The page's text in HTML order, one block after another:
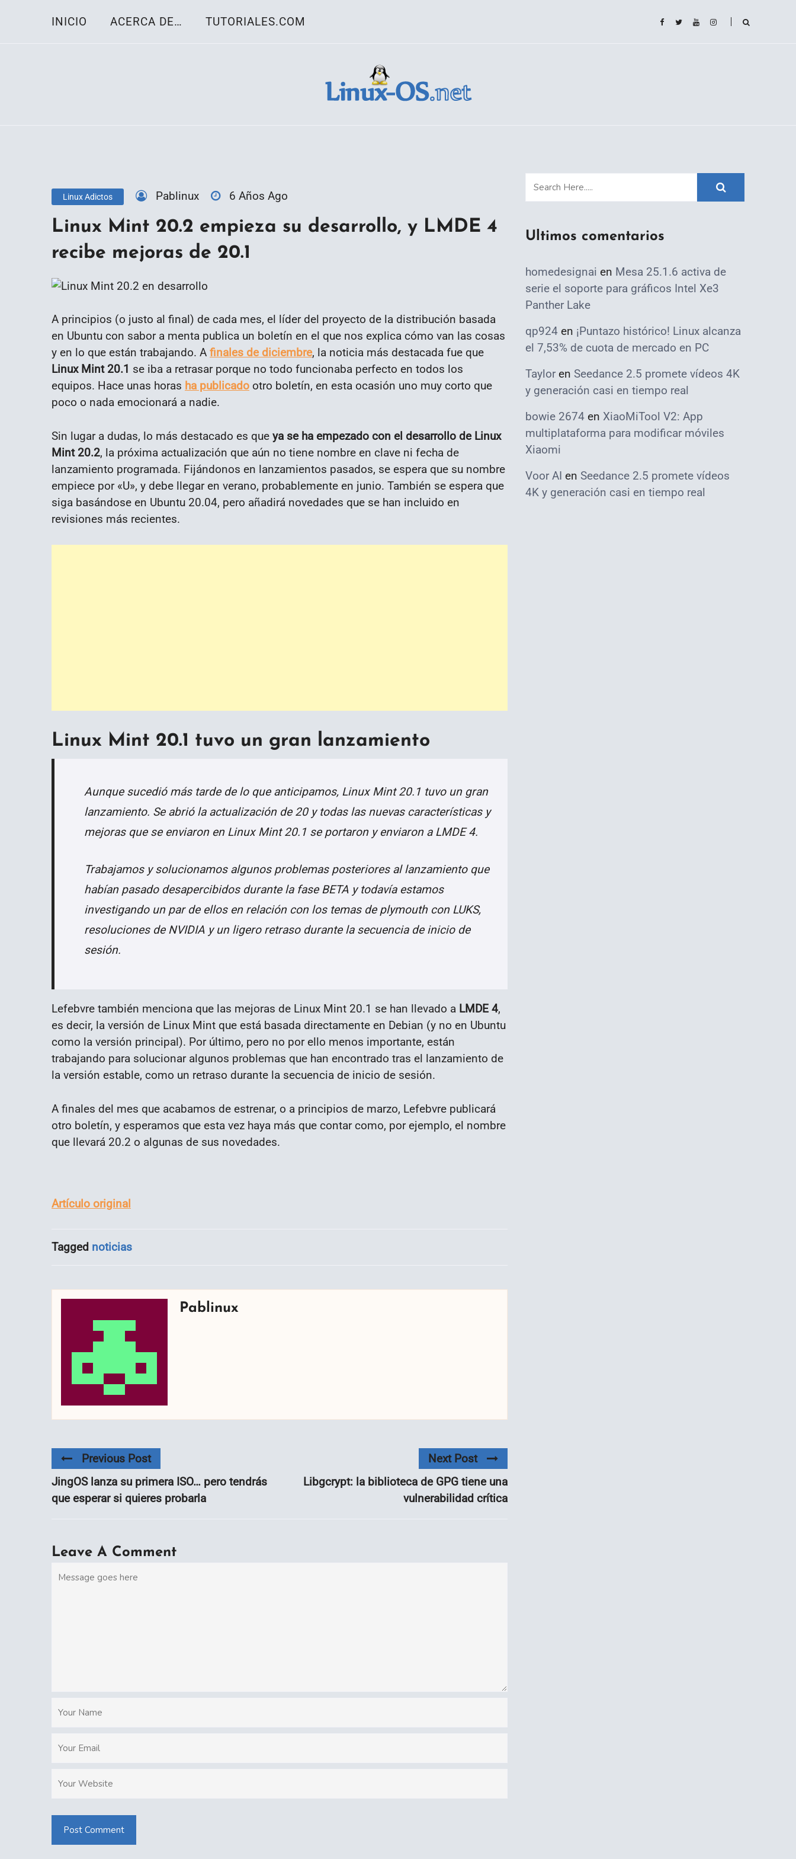
INICIO ACERCA DE… TUTORIALES.COM
Linux Adictos Pablinux 6 Años Ago
Linux Mint 20.2 empieza su desarrollo, y LMDE 4
recibe mejoras de 20.1
A principios (o justo al final) de cada mes, el líder del proyecto de la distribución basada
en Ubuntu con sabor a menta publica un boletín en el que nos explica cómo van las cosas
y en lo que están trabajando. A finales de diciembre, la noticia más destacada fue que
Linux Mint 20.1 se iba a retrasar porque no todo funcionaba perfecto en todos los
equipos. Hace unas horas ha publicado otro boletín, en esta ocasión uno muy corto que
poco o nada emocionará a nadie.
Sin lugar a dudas, lo más destacado es que ya se ha empezado con el desarrollo de Linux
Mint 20.2, la próxima actualización que aún no tiene nombre en clave ni fecha de
lanzamiento programada. Fijándonos en lanzamientos pasados, se espera que su nombre
empiece por «U», y debe llegar en verano, probablemente en junio. También se espera que
siga basándose en Ubuntu 20.04, pero añadirá novedades que se han incluido en
revisiones más recientes.
Linux Mint 20.1 tuvo un gran lanzamiento
Aunque sucedió más tarde de lo que anticipamos, Linux Mint 20.1 tuvo un gran
lanzamiento. Se abrió la actualización de 20 y todas las nuevas características y
mejoras que se enviaron en Linux Mint 20.1 se portaron y enviaron a LMDE 4.
Trabajamos y solucionamos algunos problemas posteriores al lanzamiento que
habían pasado desapercibidos durante la fase BETA y todavía estamos
investigando un par de ellos en relación con los temas de plymouth con LUKS,
resoluciones de NVIDIA y un ligero retraso durante la secuencia de inicio de
sesión.
Lefebvre también menciona que las mejoras de Linux Mint 20.1 se han llevado a LMDE 4,
es decir, la versión de Linux Mint que está basada directamente en Debian (y no en Ubuntu
como la versión principal). Por último, pero no por ello menos importante, están
trabajando para solucionar algunos problemas que han encontrado tras el lanzamiento de
la versión estable, como un retraso durante la secuencia de inicio de sesión.
A finales del mes que acabamos de estrenar, o a principios de marzo, Lefebvre publicará
otro boletín, y esperamos que esta vez haya más que contar como, por ejemplo, el nombre
que llevará 20.2 o algunas de sus novedades.
Artículo original
Tagged noticias
Pablinux
Previous Post
JingOS lanza su primera ISO… pero tendrás
que esperar si quieres probarla
Next Post
Libgcrypt: la biblioteca de GPG tiene una
vulnerabilidad crítica
Leave A Comment
Post Comment
Ultimos comentarios
homedesignai en Mesa 25.1.6 activa de
serie el soporte para gráficos Intel Xe3
Panther Lake
qp924 en ¡Puntazo histórico! Linux alcanza
el 7,53% de cuota de mercado en PC
Taylor en Seedance 2.5 promete vídeos 4K
y generación casi en tiempo real
bowie 2674 en XiaoMiTool V2: App
multiplataforma para modificar móviles
Xiaomi
Voor AI en Seedance 2.5 promete vídeos
4K y generación casi en tiempo real